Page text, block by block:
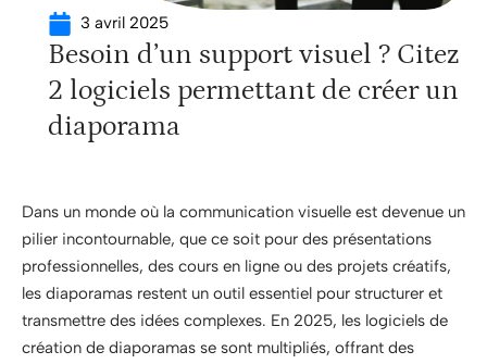
3 avril 2025
Besoin d’un support visuel ? Citez
2 logiciels permettant de créer un
diaporama
Dans un monde où la communication visuelle est devenue un
pilier incontournable, que ce soit pour des présentations
professionnelles, des cours en ligne ou des projets créatifs,
les diaporamas restent un outil essentiel pour structurer et
transmettre des idées complexes. En 2025, les logiciels de
création de diaporamas se sont multipliés, offrant des